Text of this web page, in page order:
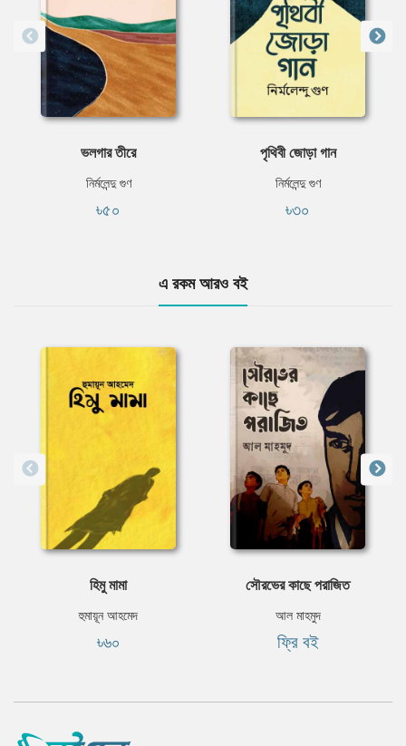
ভলগার তীরে
নির্মলেন্দু গুণ
৳৫০
পৃথিবী জোড়া গান
নির্মলেন্দু গুণ
৳৩০
এ রকম আরও বই
হিমু মামা
হুমায়ূন আহমেদ
৳৬০
সৌরভের কাছে পরাজিত
আল মাহমুদ
ফ্রি বই